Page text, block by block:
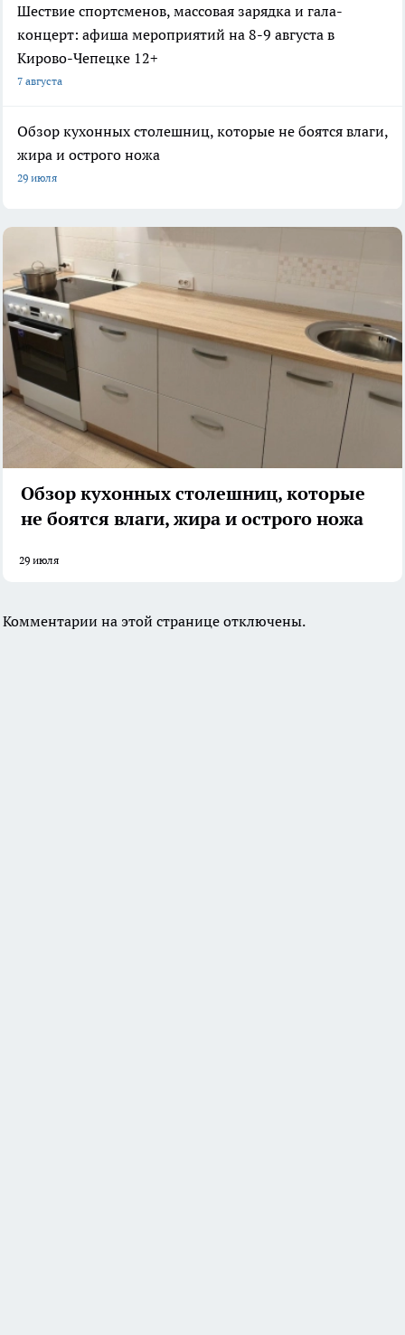
Шествие спортсменов, массовая зарядка и гала-
концерт: афиша мероприятий на 8-9 августа в
Кирово-Чепецке 12+
7 августа
Обзор кухонных столешниц, которые не боятся влаги,
жира и острого ножа
29 июля
Обзор кухонных столешниц, которые
не боятся влаги, жира и острого ножа
29 июля
Комментарии на этой странице отключены.